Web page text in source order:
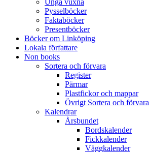
Unga vuxna
Pysselböcker
Faktaböcker
Presentböcker
Böcker om Linköping
Lokala författare
Non books
Sortera och förvara
Register
Pärmar
Plastfickor och mappar
Övrigt Sortera och förvara
Kalendrar
Årsbundet
Bordskalender
Fickkalender
Väggkalender